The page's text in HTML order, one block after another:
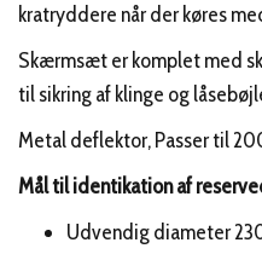
kratryddere når der køres
Skærmsæt er komplet med
til sikring af klinge og
Metal deflektor, Passer til
Mål til identikation af
Udvendig diameter